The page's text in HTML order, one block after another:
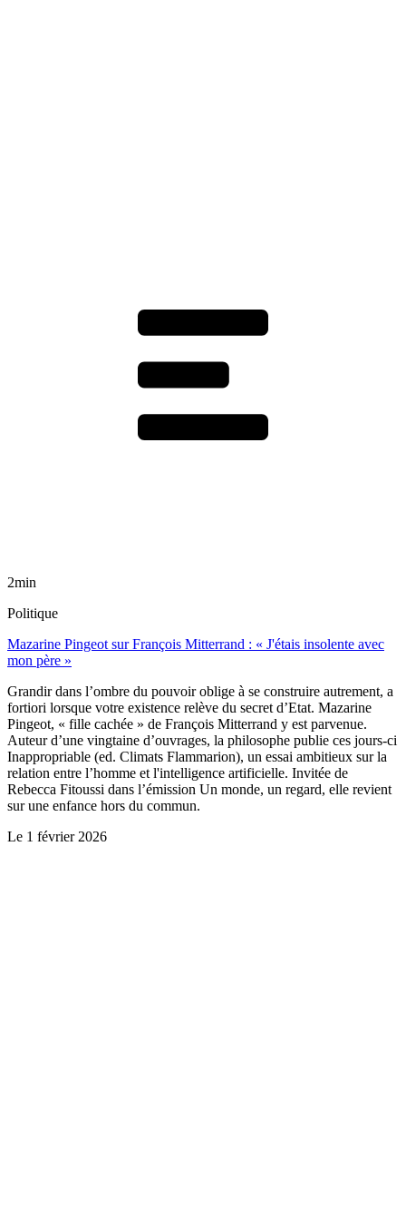
2min
Politique
Mazarine Pingeot sur François Mitterrand : « J'étais insolente avec
mon père »
Grandir dans l’ombre du pouvoir oblige à se construire autrement, a
fortiori lorsque votre existence relève du secret d’Etat. Mazarine
Pingeot, « fille cachée » de François Mitterrand y est parvenue.
Auteur d’une vingtaine d’ouvrages, la philosophe publie ces jours-ci
Inappropriable (ed. Climats Flammarion), un essai ambitieux sur la
relation entre l’homme et l'intelligence artificielle. Invitée de
Rebecca Fitoussi dans l’émission Un monde, un regard, elle revient
sur une enfance hors du commun.
Le 1 février 2026